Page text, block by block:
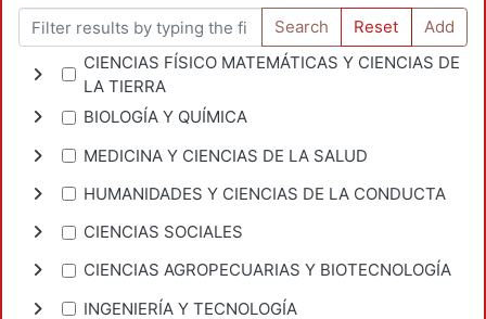
Search Reset
Add
CIENCIAS FÍSICO MATEMÁTICAS Y CIENCIAS DE
LA TIERRA
BIOLOGÍA Y QUÍMICA
MEDICINA Y CIENCIAS DE LA SALUD
HUMANIDADES Y CIENCIAS DE LA CONDUCTA
CIENCIAS SOCIALES
CIENCIAS AGROPECUARIAS Y BIOTECNOLOGÍA
INGENIERÍA Y TECNOLOGÍA